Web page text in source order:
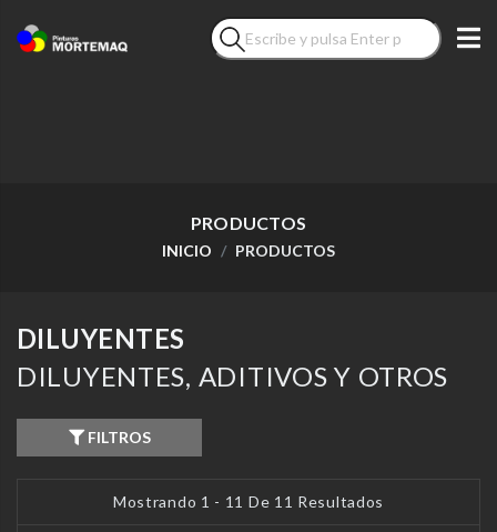
PRODUCTOS
INICIO PRODUCTOS
DILUYENTES
DILUYENTES, ADITIVOS Y OTROS
FILTROS
Mostrando 1 - 11 De 11 Resultados